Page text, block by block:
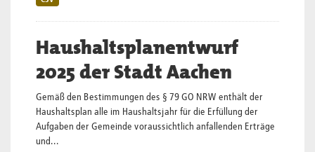
Haushaltsplanentwurf
2025 der Stadt Aachen
Gemäß den Bestimmungen des § 79 GO NRW enthält der
Haushaltsplan alle im Haushaltsjahr für die Erfüllung der
Aufgaben der Gemeinde voraussichtlich anfallenden Erträge
und...